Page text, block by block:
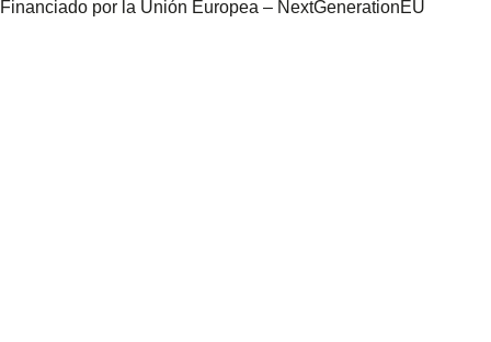
Financiado por la Unión Europea – NextGenerationEU